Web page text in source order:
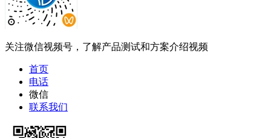
关注微信视频号，了解产品测试和方案介绍视频
首页
电话
微信
联系我们